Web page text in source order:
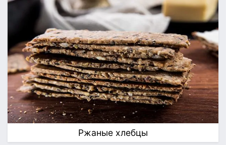
Ржаные хлебцы